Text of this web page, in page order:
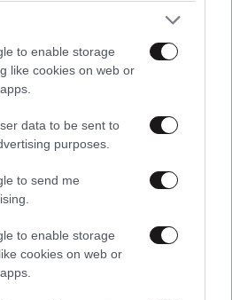
to enable storage
like cookies on web or
data to be sent to
purposes.
to send me
to enable storage
cookies on web or
ΣΑΣ